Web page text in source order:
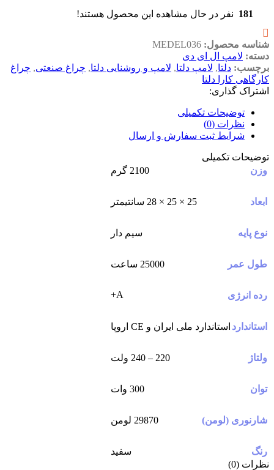
181 نفر در حال مشاهده این محصول هستند!
شناسه محصول: MEDEL036
دسته: لامپ ال ای دی
برچسب: دلتا, لامپ دلتا, لامپ و روشنایی دلتا, چراغ صنعتی, چراغ
کارگاهی کارا دلتا
اشتراک گذاری:
توضیحات تکمیلی
نظرات (0)
شرایط ثبت سفارش و ارسال
توضیحات تکمیلی
وزن
2100 گرم
ابعاد 25 × 25 × 28 سانتیمتر
نوع پایه سیم دار
طول عمر 25000 ساعت
رده انرژی A+
استاندارد استاندارد ملی ایران و CE اروپا
ولتاژ 220 – 240 ولت
توان 300 وات
شارنوری (لومن) 29870 لومن
رنگ
سفید
نظرات (0)